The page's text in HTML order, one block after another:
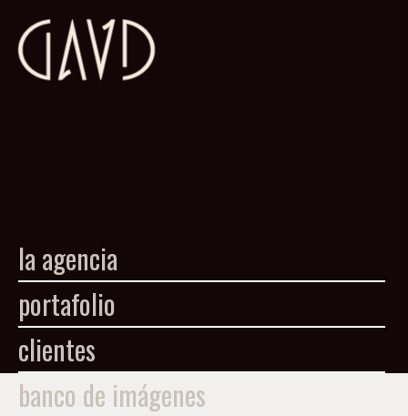
la agencia
portafolio
clientes
banco de imágenes